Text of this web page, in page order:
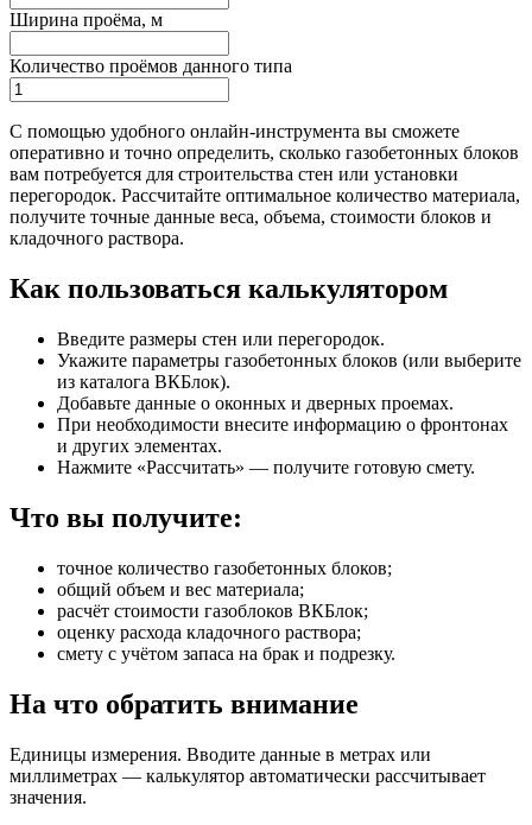
Ширина проёма, м
Количество проёмов данного типа
С помощью удобного онлайн-инструмента вы сможете
оперативно и точно определить, сколько газобетонных блоков
вам потребуется для строительства стен или установки
перегородок. Рассчитайте оптимальное количество материала,
получите точные данные веса, объема, стоимости блоков и
кладочного раствора.
Как пользоваться калькулятором
Введите размеры стен или перегородок.
Укажите параметры газобетонных блоков (или выберите
из каталога ВКБлок).
Добавьте данные о оконных и дверных проемах.
При необходимости внесите информацию о фронтонах
и других элементах.
Нажмите «Рассчитать» — получите готовую смету.
Что вы получите:
точное количество газобетонных блоков;
общий объем и вес материала;
расчёт стоимости газоблоков ВКБлок;
оценку расхода кладочного раствора;
смету с учётом запаса на брак и подрезку.
На что обратить внимание
Единицы измерения. Вводите данные в метрах или
миллиметрах — калькулятор автоматически рассчитывает
значения.